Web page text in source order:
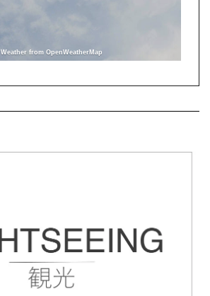
Weather from OpenWeatherMap